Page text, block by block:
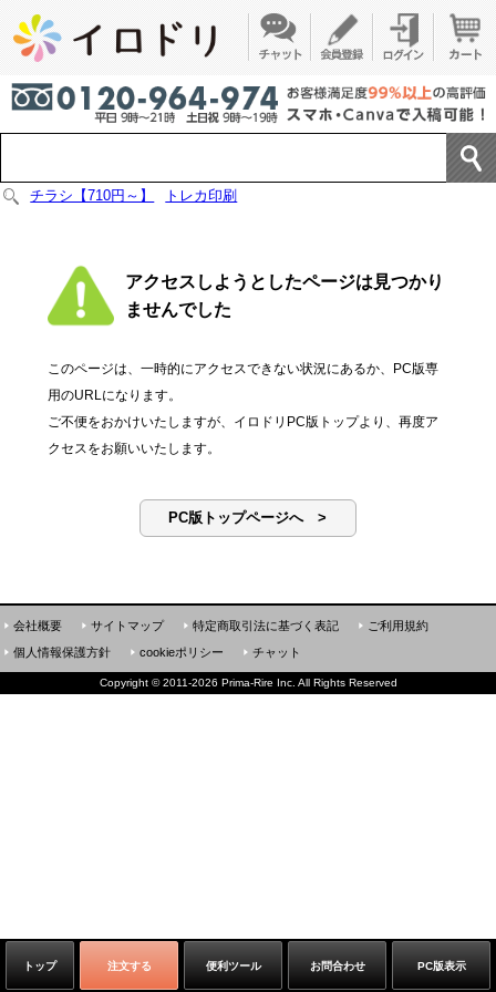
チラシ【710円～】 トレカ印刷
アクセスしようとしたページは見つかり
ませんでした
このページは、一時的にアクセスできない状況にあるか、PC版専
用のURLになります。
ご不便をおかけいたしますが、イロドリPC版トップより、再度ア
クセスをお願いいたします。
PC版トップページへ >
トップ 注文する 便利ツール お問合わせ PC版表示
会社概要 サイトマップ 特定商取引法に基づく表記
ご利用規約
個人情報保護方針
cookieポリシー チャット
Copyright ©2011-2026 Prima-Rire Inc. All Rights Reserved